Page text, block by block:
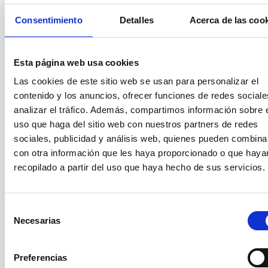
Consentimiento Detalles Acerca de las
Esta página web usa cookies
Las cookies de este sitio web se usan para personalizar el
contenido y los anuncios, ofrecer funciones de redes
analizar el tráfico. Además, compartimos información sobre
uso que haga del sitio web con nuestros partners de redes
sociales, publicidad y análisis web, quienes pueden
con otra información que les haya proporcionado o que
recopilado a partir del uso que haya hecho de sus servicios.
Necesarias
Preferencias
trabajo del aspirante.
No se admitirán solicitudes presentadas fuera de plazo, ni
tampoco las que no hayan incluido el Currículum Vitae, la
doctor o el Proyecto científico a desarrollar (en el caso de
por ello quedarían definitivamente excluidos del proceso de
selección.
Europea 2005/251 / CE del 11 de marzo de 2005 sobre
Carta Europea para Investigadores"y"El Código de Conducta
para la Contratación de Investigadores"adoptada por La
Comisión Europea. Asimismo, el IAC se alinea con la "Estrategia
promovida por la Comisión Europea para apoyar la
Código de Conducta para la selección y contratación de
Investigadores (C&C), habiendo recibido el reconocimiento de la
en Recursos Humanos en Investigación".